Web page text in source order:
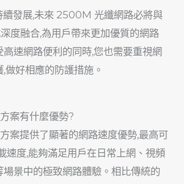
續發展,未來 2500M 光纖網路必將與
度融合,為用戶帶來更加優質的網路
高速網路便利的同時,您也需要重視網
做好相應的防護措施。
案有什麼優勢?
案提供了顯著的網路速度優勢,最高可
度,能夠滿足用戶在日常上網、視頻
景中的極致網路體驗。相比傳統的